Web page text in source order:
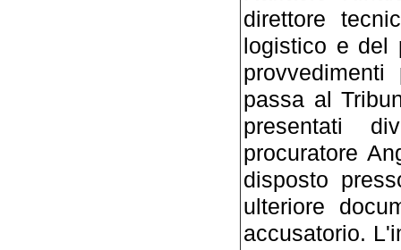
direttore
logistico e del
passa al
presentati
procuratore
disposto
ulteriore
accusatorio.